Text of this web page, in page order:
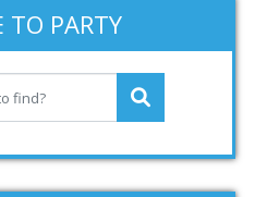
TO PARTY